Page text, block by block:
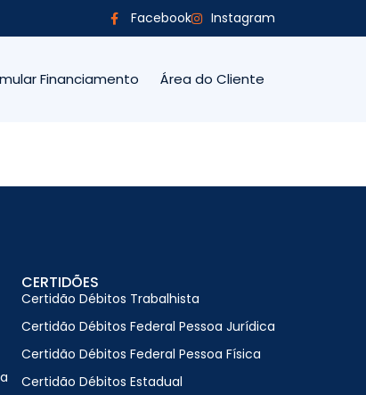
Facebook Instagram
Financiamento Área do Cliente
CERTIDÕES
Certidão Débitos Trabalhista
Certidão Débitos Federal Pessoa Jurídica
Certidão Débitos Federal Pessoa Física
Certidão Débitos Estadual